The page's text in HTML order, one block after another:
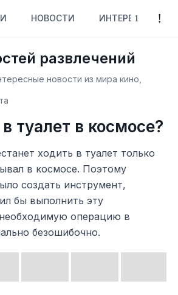
НОВОСТИ ИНТЕРЕСНОЕ
развлечений
новости из мира кино,
туалет в космосе?
ходить в туалет только
в космосе. Поэтому
создать инструмент,
бы выполнить эту
операцию в
безошибочно.